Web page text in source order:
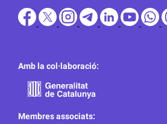
Amb la col·laboració:
Membres associats: